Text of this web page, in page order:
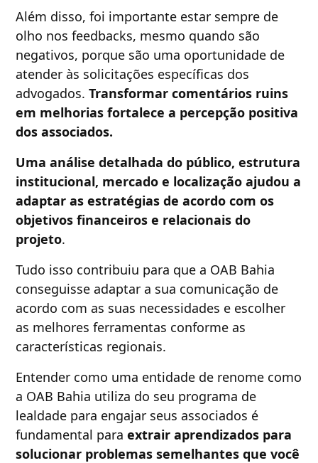
Além disso, foi importante estar sempre de
olho nos feedbacks, mesmo quando são
negativos, porque são uma oportunidade de
atender às solicitações específicas dos
advogados.Transformar comentários ruins
em melhorias fortalece a percepção positiva
dos associados.
Uma análise detalhada do público, estrutura
institucional, mercado e localização ajudou a
adaptar as estratégias de acordo com os
objetivos financeiros e relacionais do
projeto.
Tudo isso contribuiu para que a OAB Bahia
conseguisse adaptar a sua comunicação de
acordo com as suas necessidades e escolher
as melhores ferramentas conforme as
características regionais.
Entender como uma entidade de renome como
a OAB Bahia utiliza do seu programa de
lealdade para engajar seus associados é
fundamental paraextrair aprendizados para
solucionar problemas semelhantes que você